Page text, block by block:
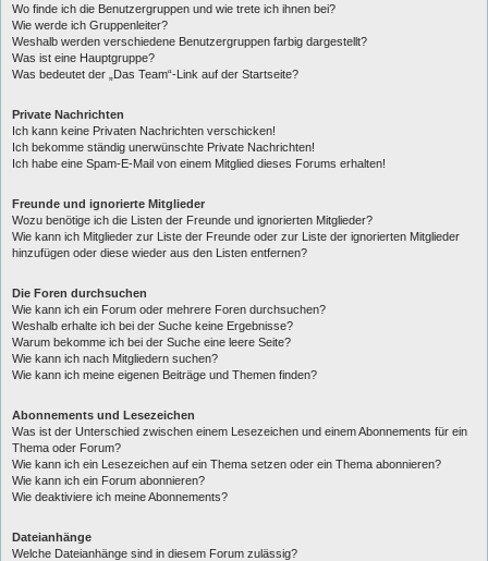
Wo finde ich die Benutzergruppen und wie trete ich ihnen bei?
Wie werde ich Gruppenleiter?
Weshalb werden verschiedene Benutzergruppen farbig dargestellt?
Was ist eine Hauptgruppe?
Was bedeutet der „Das Team“-Link auf der Startseite?
Private Nachrichten
Ich kann keine Privaten Nachrichten verschicken!
Ich bekomme ständig unerwünschte Private Nachrichten!
Ich habe eine Spam-E-Mail von einem Mitglied dieses Forums erhalten!
Freunde und ignorierte Mitglieder
Wozu benötige ich die Listen der Freunde und ignorierten Mitglieder?
Wie kann ich Mitglieder zur Liste der Freunde oder zur Liste der ignorierten Mitglieder
hinzufügen oder diese wieder aus den Listen entfernen?
Die Foren durchsuchen
Wie kann ich ein Forum oder mehrere Foren durchsuchen?
Weshalb erhalte ich bei der Suche keine Ergebnisse?
Warum bekomme ich bei der Suche eine leere Seite?
Wie kann ich nach Mitgliedern suchen?
Wie kann ich meine eigenen Beiträge und Themen finden?
Abonnements und Lesezeichen
Was ist der Unterschied zwischen einem Lesezeichen und einem Abonnements für ein
Thema oder Forum?
Wie kann ich ein Lesezeichen auf ein Thema setzen oder ein Thema abonnieren?
Wie kann ich ein Forum abonnieren?
Wie deaktiviere ich meine Abonnements?
Dateianhänge
Welche Dateianhänge sind in diesem Forum zulässig?